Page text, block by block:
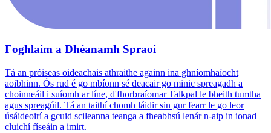
Foghlaim a Dhéanamh Spraoi
Tá an próiseas oideachais athraithe againn ina ghníomhaíocht
aoibhinn. Ós rud é go mbíonn sé deacair go minic spreagadh a
choinneáil i suíomh ar líne, d'fhorbraíomar Talkpal le bheith tumtha
agus spreagúil. Tá an taithí chomh láidir sin gur fearr le go leor
úsáideoirí a gcuid scileanna teanga a fheabhsú lenár n-aip in ionad
cluichí físeáin a imirt.